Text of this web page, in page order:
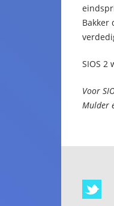
Bakker
SIOS 2
Voor
Mulder